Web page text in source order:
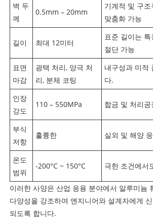
벽 두
께
0.5mm – 20mm
기계적 및 구
맞춤화 가능
길이 최대 12미터
표준 길이는
절단 가능
표면
마감
광택 처리, 양극 처
리, 분체 코팅
내구성과 미적
다.
인장
강도
110 – 550MPa 합금 및 처리
부식
저항
훌륭한 실외 및 해양
온도
범위
-200°C ~ 150°C 극한 조건에서
이러한 사양은 산업 응용 분야에서 알루미늄
다양성을 강조하여 엔지니어와 설계자에게
되도록 합니다.